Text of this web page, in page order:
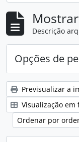
Descrição
Opções de
Previsualizar a
Visualização em
Ordenar por